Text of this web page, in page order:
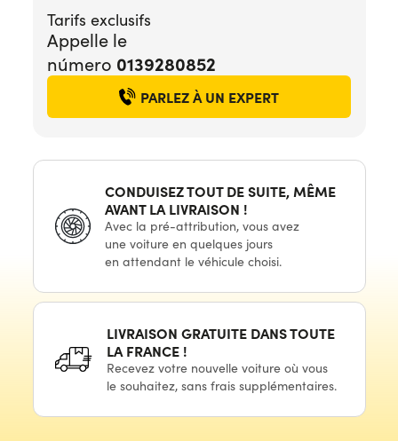
Tarifs exclusifs
Appelle le
número 0139280852
PARLEZ À UN EXPERT
CONDUISEZ TOUTDE SUITE,MÊME
AVANT LA LIVRAISON !
Avec la pré-attribution,vous avez
une voiture en quelquesjours
en attendant le véhiculechoisi.
LIVRAISON GRATUITE DANS TOUTE
LA FRANCE !
Recevez votre nouvelle voiture où vous
le souhaitez,sans frais supplémentaires.